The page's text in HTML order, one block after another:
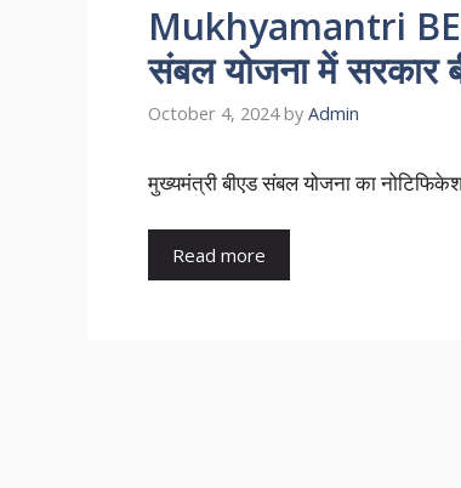
Mukhyamantri
संबल योजना में सरकार
October 4, 2024 by Admin
मुख्यमंत्री बीएड संबल योजना का
Read more